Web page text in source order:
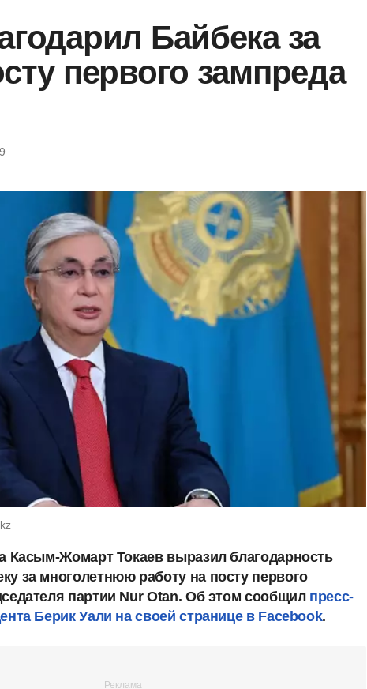
Байбека за
первого зампреда
Касым-Жомарт Токаев выразил благодарность
за многолетнюю работу на посту первого
партии Nur Otan. Об этом сообщил пресс-
Берик Уали на своей странице в Facebook.